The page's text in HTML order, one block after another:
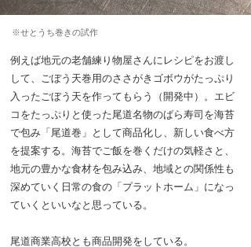
※せとうち巻きの試作
例えば地元の老舗練り物屋さんにレシピをお渡し
して、ごぼう天巻用のささがきゴボウがたっぷり
入ったごぼう天を作ってもらう（開発中）。エビ
コをたっぷりと使った尾道名物のばら寿司を海苔
で包み「尾道巻」として商品化し、新しい食べ方
を提案する。海苔でご飯を巻くだけの気軽さと、
地元の豊かな食材を包み込み、地域との関係性も
深めていく日常の食の「プラットホーム」になっ
ていくといいなと思っている。
尾道商業高校とも商品開発をしている。